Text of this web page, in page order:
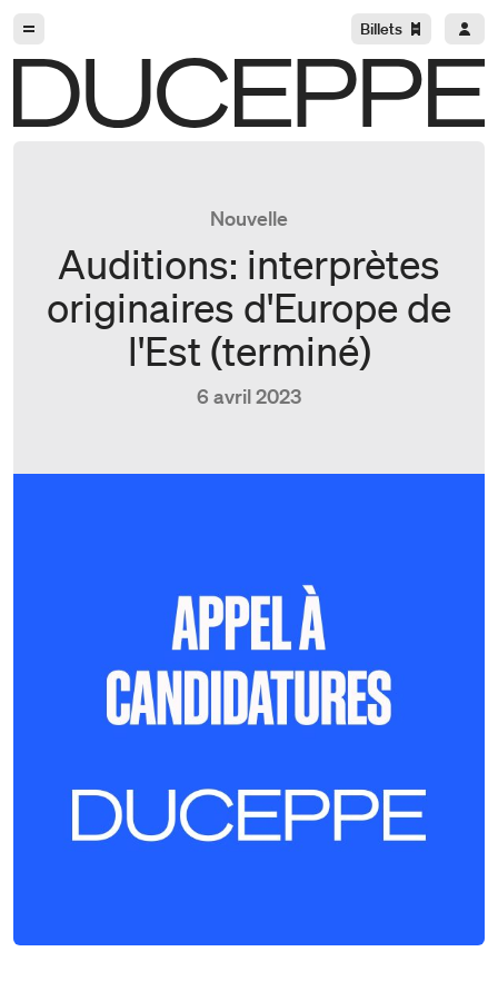
Billets
Nouvelle
Auditions: interprètes
originaires d'Europe de
l'Est (terminé)
6 avril 2023